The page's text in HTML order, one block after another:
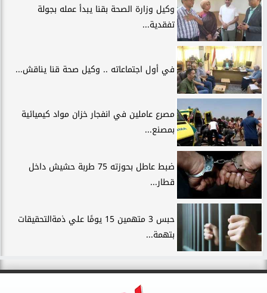
وكيل وزارة الصحة بقنا يبدأ عمله بجولة
تفقدية...
في أول اجتماعاته .. وكيل صحة قنا يناقش...
مصرع عاملين في انفجار خزان مواد كيميائية
بمصنع...
ضبط عاطل بحوزته 75 طربة حشيش داخل
قطار...
حبس 3 متهمين 15 يومًا علي ذمةالتحقيقات
بتهمة...